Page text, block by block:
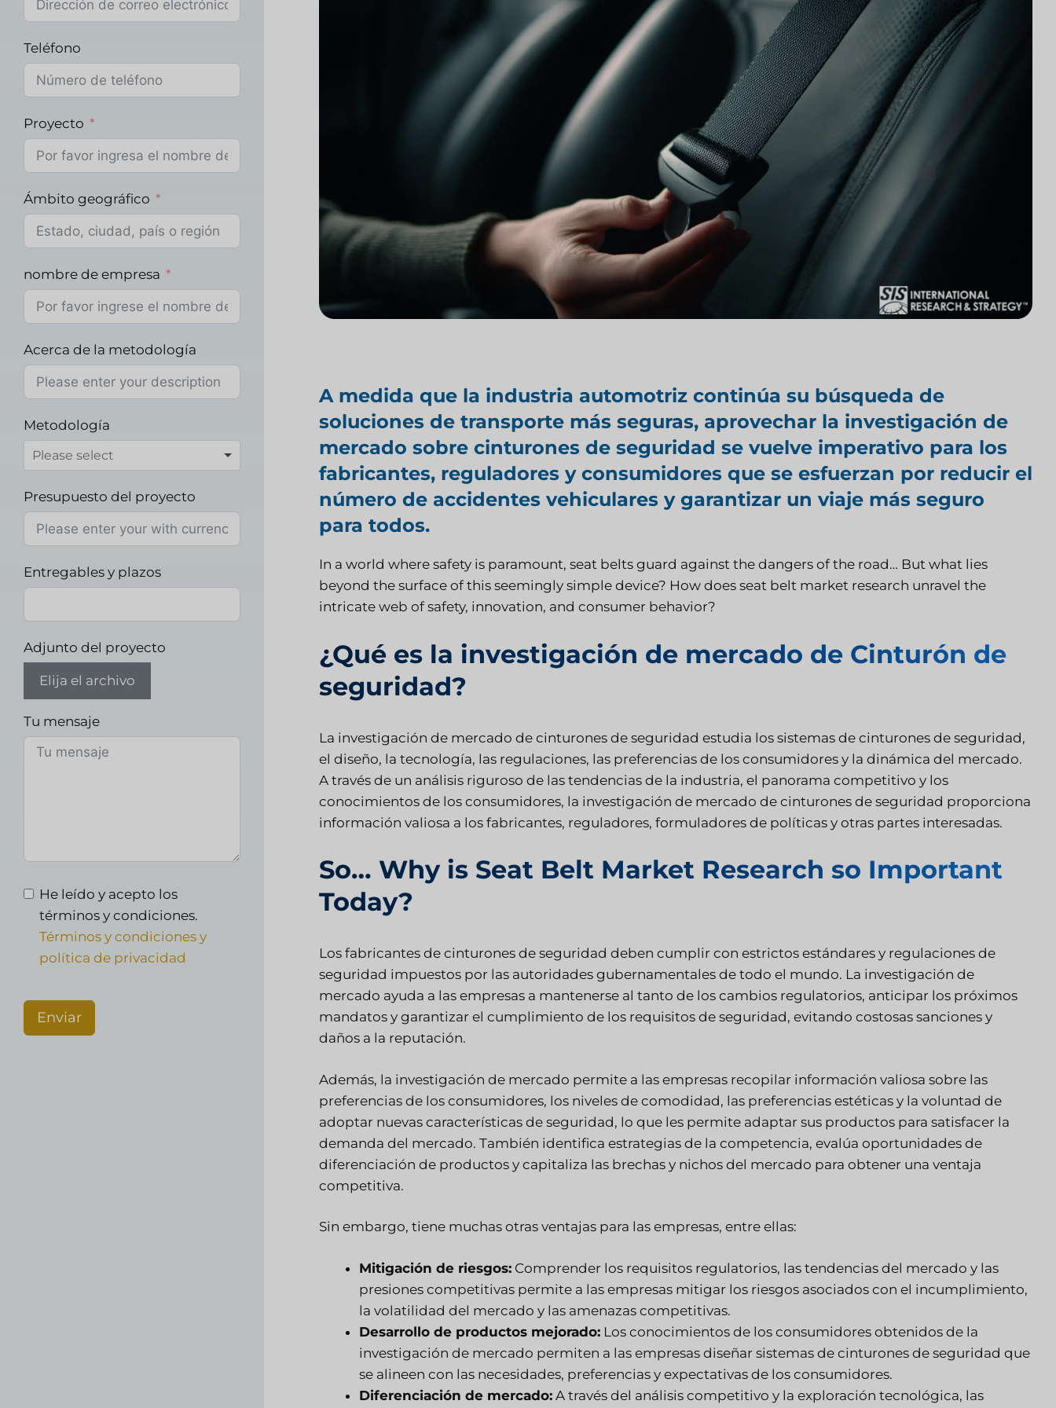
A medida que la industria automotriz continúa su búsqueda de
soluciones de transporte más seguras, aprovechar la investigación de
mercado sobre cinturones de seguridad se vuelve imperativo para los
fabricantes, reguladores y consumidores que se esfuerzan por reducir el
número de accidentes vehiculares y garantizar un viaje más seguro
para todos.
In a world where safety is paramount, seat belts guard against the dangers of the road… But what lies
beyond the surface of this seemingly simple device? How does seat belt market research unravel the
intricate web of safety, innovation, and consumer behavior?
¿Qué es la investigación de mercado de Cinturón de
seguridad?
La investigación de mercado de cinturones de seguridad estudia los sistemas de cinturones de seguridad,
el diseño, la tecnología, las regulaciones, las preferencias de los consumidores y la dinámica del mercado.
A través de un análisis riguroso de las tendencias de la industria, el panorama competitivo y los
conocimientos de los consumidores, la investigación de mercado de cinturones de seguridad proporciona
información valiosa a los fabricantes, reguladores, formuladores de políticas y otras partes interesadas.
So… Why is Seat Belt Market Research so Important
Today?
Los fabricantes de cinturones de seguridad deben cumplir con estrictos estándares y regulaciones de
seguridad impuestos por las autoridades gubernamentales de todo el mundo. La investigación de
mercado ayuda a las empresas a mantenerse al tanto de los cambios regulatorios, anticipar los próximos
mandatos y garantizar el cumplimiento de los requisitos de seguridad, evitando costosas sanciones y
daños a la reputación.
Además, la investigación de mercado permite a las empresas recopilar información valiosa sobre las
preferencias de los consumidores, los niveles de comodidad, las preferencias estéticas y la voluntad de
adoptar nuevas características de seguridad, lo que les permite adaptar sus productos para satisfacer la
demanda del mercado. También identifica estrategias de la competencia, evalúa oportunidades de
diferenciación de productos y capitaliza las brechas y nichos del mercado para obtener una ventaja
competitiva.
Sin embargo, tiene muchas otras ventajas para las empresas, entre ellas:
Mitigación de riesgos: Comprender los requisitos regulatorios, las tendencias del mercado y las
presiones competitivas permite a las empresas mitigar los riesgos asociados con el incumplimiento,
la volatilidad del mercado y las amenazas competitivas.
Desarrollo de productos mejorado: Los conocimientos de los consumidores obtenidos de la
investigación de mercado permiten a las empresas diseñar sistemas de cinturones de seguridad que
se alineen con las necesidades, preferencias y expectativas de los consumidores.
Diferenciación de mercado: A través del análisis competitivo y la exploración tecnológica, las
Teléfono
Proyecto
Ámbito geográfico
nombre de empresa
Acerca de la metodología
Metodología
Presupuesto del proyecto
Entregables y plazos
Adjunto del proyecto
Elija el archivo
Tu mensaje
He leído y acepto los
términos y condiciones.
Términos y condiciones y
política de privacidad
Enviar